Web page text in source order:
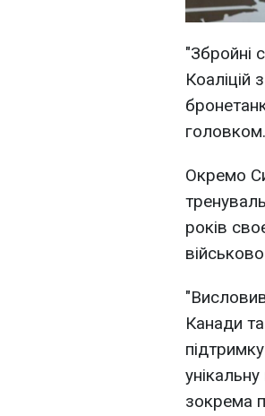
"Збройні
Коаліцій
головком.
Окремо
років
Канади
зокрема